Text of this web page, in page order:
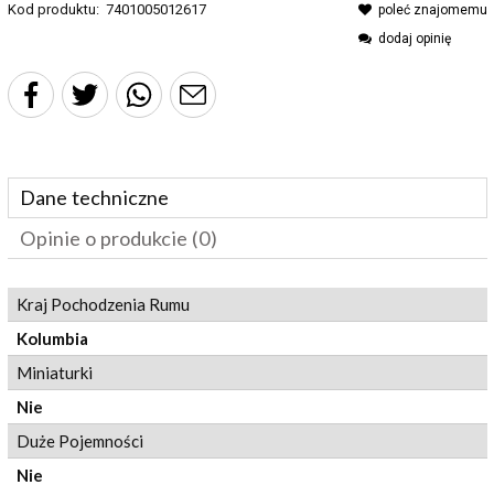
Kod produktu: 7401005012617
poleć znajomemu
dodaj opinię
Dane techniczne
Opinie o produkcie (0)
Kraj Pochodzenia Rumu
Kolumbia
Miniaturki
Nie
Duże Pojemności
Nie